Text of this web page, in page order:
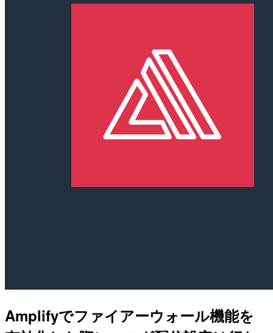
Amplifyでファイアーウォール機能を